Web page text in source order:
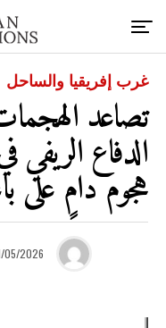
غرب إفريقيا والساحل
تصاعد
الدفاع الريفي
هجوم دامٍ على
05/2026